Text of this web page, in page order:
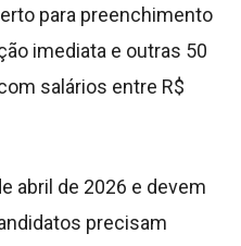
para preenchimento
imediata e outras 50
salários entre R$
abril de 2026 e devem
precisam